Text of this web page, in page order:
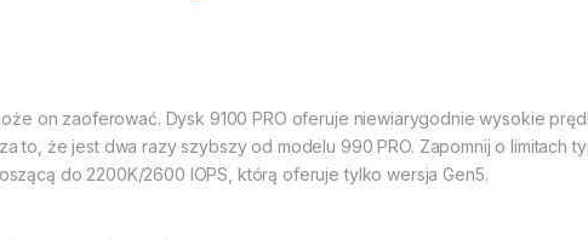
on zaoferować. Dysk 9100 PRO oferuje niewiarygodnie wysokie
to, że jest dwa razy szybszy od modelu 990 PRO. Zapomnij o limitach
do 2200K/2600 IOPS, którą oferuje tylko wersja Gen5.